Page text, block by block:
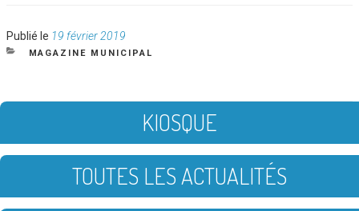
Publié le Publié
le
19 février 2019
CATÉGORIES
MAGAZINE MUNICIPAL
KIOSQUE
TOUTES LES ACTUALITÉS